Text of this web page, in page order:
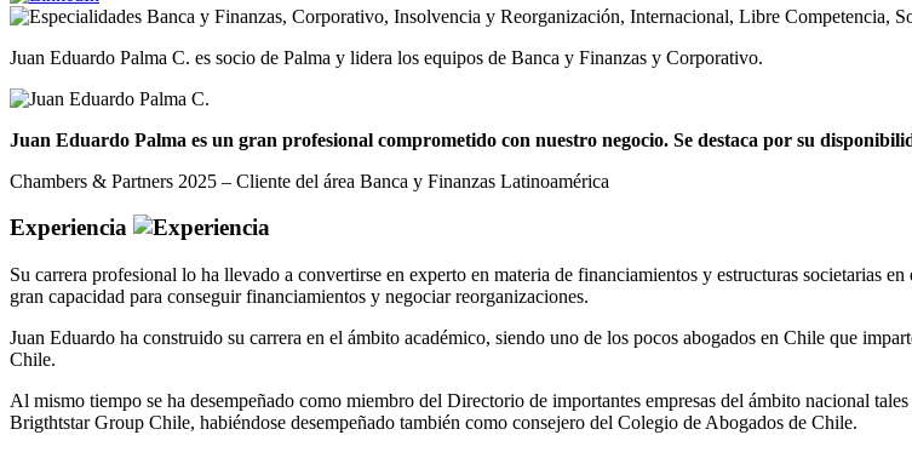
Banca y Finanzas, Corporativo, Insolvencia y Reorganización, Internacional, Libre Competencia,
Juan Eduardo Palma C. es socio de Palma y lidera los equipos de Banca y Finanzas y Corporativo.
Juan Eduardo Palma es un gran profesional comprometido con nuestro negocio. Se destaca por su
Chambers & Partners 2025 – Cliente del área Banca y Finanzas Latinoamérica
Experiencia
Su carrera profesional lo ha llevado a convertirse en experto en materia de financiamientos y estructuras societarias
gran capacidad para conseguir financiamientos y negociar reorganizaciones.
Juan Eduardo ha construido su carrera en el ámbito académico, siendo uno de los pocos abogados en Chile que
Chile.
Al mismo tiempo se ha desempeñado como miembro del Directorio de importantes empresas del ámbito nacional
Brigthtstar Group Chile, habiéndose desempeñado también como consejero del Colegio de Abogados de Chile.